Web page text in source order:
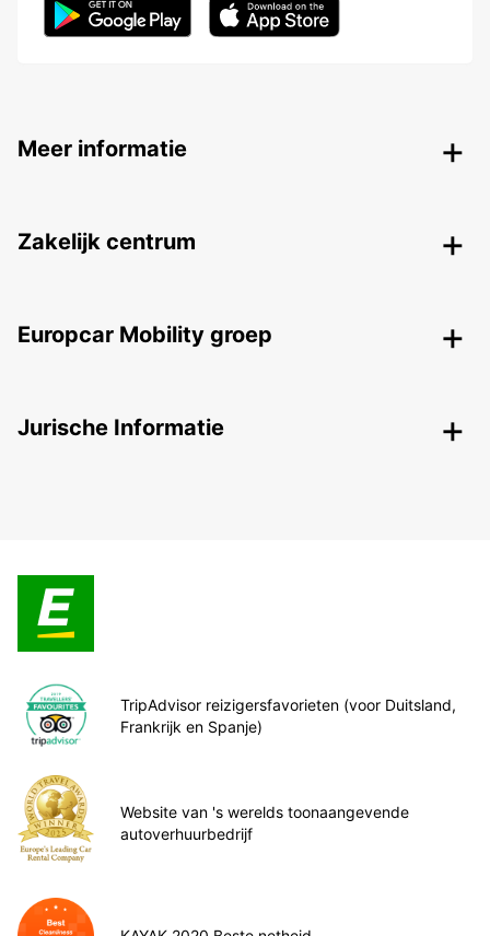
Meer informatie
Zakelijk centrum
Europcar Mobility groep
Jurische Informatie
TripAdvisor reizigersfavorieten (voor Duitsland,
Frankrijk en Spanje)
Website van 's werelds toonaangevende
autoverhuurbedrijf